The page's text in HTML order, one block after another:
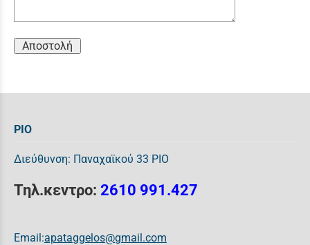
Αποστολή
ΡΙΟ
Διεύθυνση: Παναχαϊκού 33 ΡΙΟ
Τηλ.κεντρο: 2610 991.427
Email:apataggelos@gmail.com